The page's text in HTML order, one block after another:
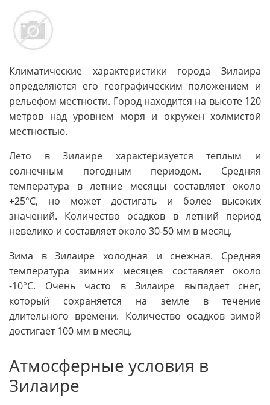
Климатические характеристики города Зилаира
определяются его географическим положением и
рельефом местности. Город находится на высоте 120
метров над уровнем моря и окружен холмистой
местностью.
Лето в Зилаире характеризуется теплым и
солнечным погодным периодом. Средняя
температура в летние месяцы составляет около
+25°C, но может достигать и более высоких
значений. Количество осадков в летний период
невелико и составляет около 30-50 мм в месяц.
Зима в Зилаире холодная и снежная. Средняя
температура зимних месяцев составляет около
-10°C. Очень часто в Зилаире выпадает снег,
который сохраняется на земле в течение
длительного времени. Количество осадков зимой
достигает 100 мм в месяц.
Атмосферные условия в
Зилаире